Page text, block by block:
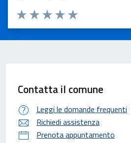
Valuta 5 stelle su 5
Valuta 4 stelle su 5
Valuta 3 stelle su 5
Valuta 2 stelle su 5
Valuta 1 stelle su 5
Contatta il comune
Leggi le domande frequenti
Richiedi assistenza
Prenota appuntamento